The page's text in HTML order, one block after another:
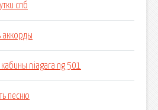
спб
аккорды
niagara ng 501
песню